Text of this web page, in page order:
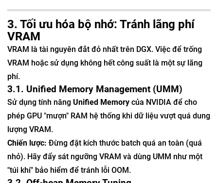
3. Tối ưu hóa bộ nhớ: Tránh lãng phí
VRAM
VRAM là tài nguyên đắt đỏ nhất trên DGX. Việc để trống
VRAM hoặc sử dụng không hết công suất là một sự lãng
phí.
3.1. Unified Memory Management (UMM)
Sử dụng tính năng Unified Memory của NVIDIA để cho
phép GPU "mượn" RAM hệ thống khi dữ liệu vượt quá dung
lượng VRAM.
Chiến lược: Đừng đặt kích thước batch quá an toàn (quá
nhỏ). Hãy đẩy sát ngưỡng VRAM và dùng UMM như một
"túi khí" bảo hiểm để tránh lỗi OOM.